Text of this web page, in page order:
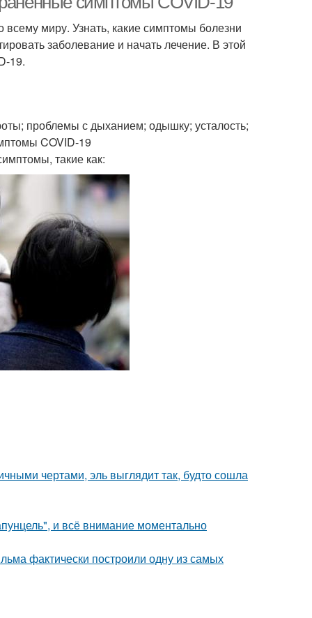
миру. Узнать, какие симптомы болезни
заболевание и начать лечение. В этой
19.
проблемы с дыханием; одышку; усталость;
COVID-19
такие как:
чертами, эль выглядит так, будто сошла
и всё внимание моментально
фактически построили одну из самых